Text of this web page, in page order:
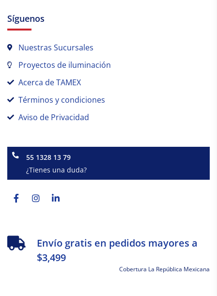
Síguenos
Nuestras Sucursales
Proyectos de iluminación
Acerca de TAMEX
Términos y condiciones
Aviso de Privacidad
55 1328 13 79
¿Tienes una duda?
Facebook-
f
Instagram
Linkedin-
Envío gratis en pedidos mayores a
$3,499
Cobertura La República Mexicana